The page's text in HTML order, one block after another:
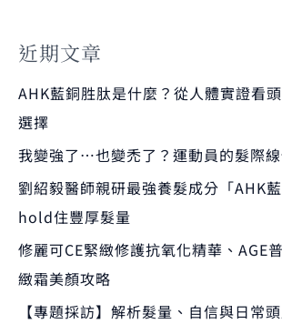
近期文章
AHK藍銅胜肽是什麼？從人體實證看
選擇
我變強了…也變禿了？運動員的髮際
劉紹毅醫師親研最強養髮成分「AHK
hold住豐厚髮量
修麗可CE緊緻修護抗氧化精華、AGE
緻霜美顏攻略
【專題採訪】解析髮量、自信與日常